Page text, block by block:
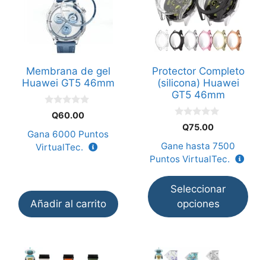
Membrana de gel
Huawei GT5 46mm
5
Q60.00
Gana 6000 Puntos
VirtualTec.
Añadir al carrito
Protector Completo
(silicona) Huawei
GT5 46mm
5
Q75.00
Gane hasta 7500
Puntos VirtualTec.
Seleccionar
opciones
tiene
múltiples
variantes.
Las
se
pueden
página
de
producto
Este
Este